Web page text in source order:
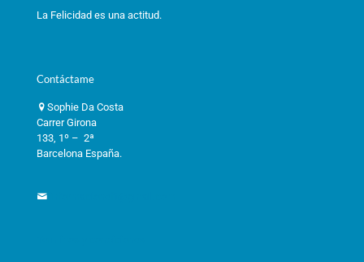
La Felicidad es una actitud.
Contáctame
Sophie Da Costa
Carrer Girona
133, 1º – 2ª
Barcelona España.